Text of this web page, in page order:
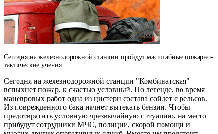
Сегодня на железнодорожной станции пройдут масштабные пожарно-
тактические учения.
Сегодня на железнодорожной станции "Комбинатская"
вспыхнет пожар, к счастью условный. По легенде, во время
маневровых работ одна из цистерн состава сойдет с рельсов.
Из поврежденного бака начнет вытекать бензин. Чтобы
предотвратить условную чрезвычайную ситуацию, на место
прибудут сотрудники МЧС, полиции, скорой помощи и